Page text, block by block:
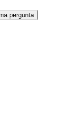
pergunta